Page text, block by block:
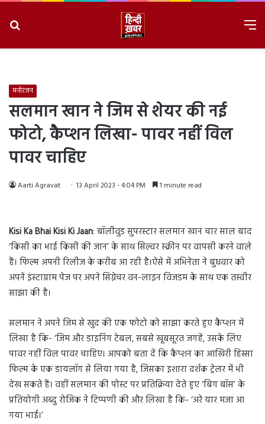
मनोरंजन
सलमान खान ने जिम से शेयर की नई
फोटो, कैप्शन लिखा- पावर नहीं विल
पावर चाहिए
Aarti Agravat 13 April 2023 - 4:04 PM 1 minute read
Kisi Ka Bhai Kisi Ki Jaan: बॉलीवुड सुपरस्टार सलमान खान चार साल बाद
‘किसी का भाई किसी की जान’ के साथ सिल्वर स्क्रीन पर वापसी करने वाले
हैं। फिल्म अपनी रिलीज के करीब आ रही है।ऐसे में अभिनेता ने बुधवार को
अपने इंस्टाग्राम पेज पर अपने सिग्नेचर वन-लाइन विजडम के साथ एक तस्वीर
साझा की है।
सलमान ने अपने जिम से खुद की एक फोटो को साझा करते हुए कैप्शन में
लिखा है कि- ‘जिम और डाइनिंग टेबल, सबसे खूबसूरत जगहें, उसके लिए
पावर नहीं विल पावर चाहिए। आपको बता दें कि कैप्शन का आखिरी हिस्सा
फिल्म के एक डायलॉग से लिया गया है, जिसका इशारा दर्शक ट्रेलर में भी
देख सकते हैं। वहीं सलमान की पोस्ट पर प्रतिक्रिया देते हुए ‘बिग बॉस’ के
प्रतियोगी अब्दु रोजिक ने टिप्पणी की और लिखा है कि- ‘अरे यार मजा आ
गया भाई।’